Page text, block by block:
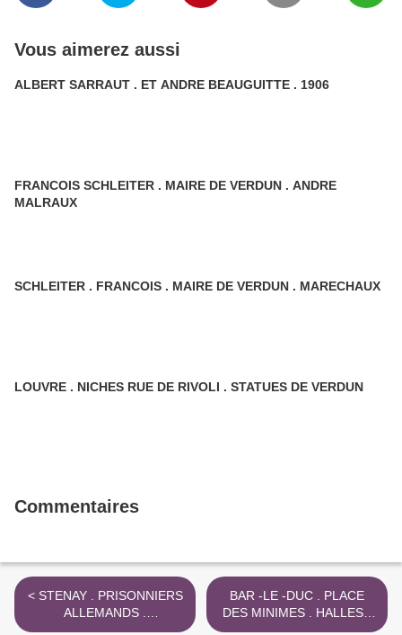
Vous aimerez aussi
ALBERT SARRAUT . ET ANDRE BEAUGUITTE . 1906
FRANCOIS SCHLEITER . MAIRE DE VERDUN . ANDRE
MALRAUX
SCHLEITER . FRANCOIS . MAIRE DE VERDUN . MARECHAUX
LOUVRE . NICHES RUE DE RIVOLI . STATUES DE VERDUN
Commentaires
< STENAY . PRISONNIERS
ALLEMANDS .
CONVENTIONS DE
BAR -LE -DUC . PLACE
DES MINIMES . HALLES "
BALTARD " 1970 - 71 >